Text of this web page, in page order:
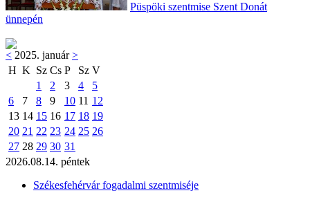
Püspöki szentmise Szent Donát
ünnepén
< 2025. január>
H K Sz Cs P Sz V
1
2 3 4
5
6
7 8 9 10 11 12
13 14 15 16 17 18 19
20 21 22 23 24 25 26
27 28 29 30 31
2026.08.14. péntek
Székesfehérvár fogadalmi szentmiséje